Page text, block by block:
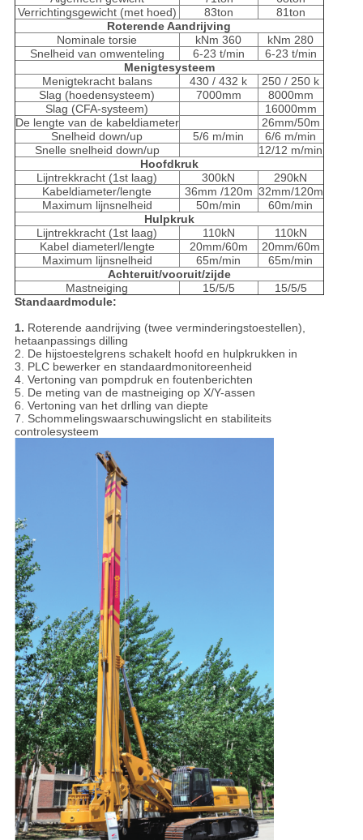
Verrichtingsgewicht (met hoed)
83ton
81ton
Roterende Aandrijving
Nominale torsie
kNm 360 kNm 280
Snelheid van omwenteling
6-23 t/min
6-23 t/min
Menigtesysteem
Menigtekracht balans
430 /432 k
250 / 250 k
Slag (hoedensysteem)
7000mm
8000mm
Slag (CFA-systeem)
16000mm
De lengte van de kabeldiameter
26mm/50m
Snelheid down/up
5/6 m/min
6/6 m/min
Snelle snelheid down/up
12/12 m/min
Hoofdkruk
Lijntrekkracht (1st laag)
300kN
290kN
Kabeldiameter/lengte
36mm /120m 32mm/120m
Maximum lijnsnelheid
50m/min
60m/min
Hulpkruk
Lijntrekkracht (1st laag)
110kN
110kN
Kabel diameterl/lengte
20mm/60m
20mm/60m
Maximum lijnsnelheid
65m/min
65m/min
Achteruit/vooruit/zijde
Mastneiging
15/5/5
15/5/5
Standaardmodule:
1. Roterende aandrijving (twee verminderingstoestellen),
hetaanpassings dilling
2. De hijstoestelgrens schakelt hoofd en hulpkrukken in
3. PLC bewerker en standaardmonitoreenheid
4. Vertoning van pompdruk en foutenberichten
5. De meting van de mastneiging op X/Y-assen
6. Vertoning van het drlling van diepte
7. Schommelingswaarschuwingslicht en stabiliteits
controlesysteem